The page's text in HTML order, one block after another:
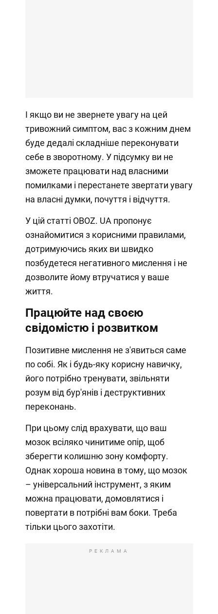
І якщо ви не звернете увагу на цей
тривожний симптом, вас з кожним днем
буде дедалі складніше переконувати
себе в зворотному. У підсумку ви не
зможете працювати над власними
помилками і перестанете звертати увагу
на власні думки, почуття і відчуття.
У цій статті OBOZ. UA пропонує
ознайомитися з корисними правилами,
дотримуючись яких ви швидко
позбудетеся негативного мислення і не
дозволите йому втручатися у ваше
життя.
Працюйте над своєю
свідомістю і розвитком
Позитивне мислення не з'явиться саме
по собі. Як і будь-яку корисну навичку,
його потрібно тренувати, звільняти
розум від бур'янів і деструктивних
переконань.
При цьому слід врахувати, що ваш
мозок всіляко чинитиме опір, щоб
зберегти колишню зону комфорту.
Однак хороша новина в тому, що мозок
– універсальний інструмент, з яким
можна працювати, домовлятися і
повертати в потрібні вам боки. Треба
тільки цього захотіти.
РЕКЛАМА